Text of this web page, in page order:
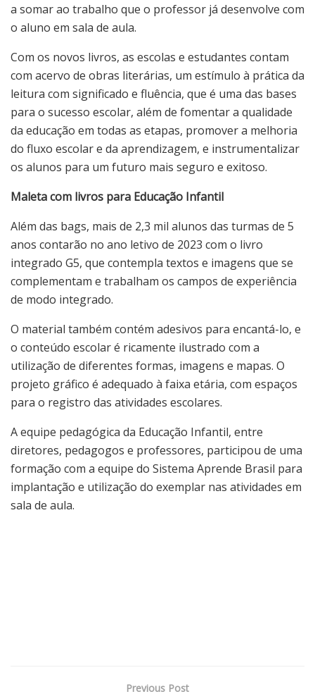
a somar ao trabalho que o professor já desenvolve com
o aluno em sala de aula.
Com os novos livros, as escolas e estudantes contam
com acervo de obras literárias, um estímulo à prática da
leitura com significado e fluência, que é uma das bases
para o sucesso escolar, além de fomentar a qualidade
da educação em todas as etapas, promover a melhoria
do fluxo escolar e da aprendizagem, e instrumentalizar
os alunos para um futuro mais seguro e exitoso.
Maleta com livros para Educação Infantil
Além das bags, mais de 2,3 mil alunos das turmas de 5
anos contarão no ano letivo de 2023 com o livro
integrado G5, que contempla textos e imagens que se
complementam e trabalham os campos de experiência
de modo integrado.
O material também contém adesivos para encantá-lo, e
o conteúdo escolar é ricamente ilustrado com a
utilização de diferentes formas, imagens e mapas. O
projeto gráfico é adequado à faixa etária, com espaços
para o registro das atividades escolares.
A equipe pedagógica da Educação Infantil, entre
diretores, pedagogos e professores, participou de uma
formação com a equipe do Sistema Aprende Brasil para
implantação e utilização do exemplar nas atividades em
sala de aula.
Previous Post